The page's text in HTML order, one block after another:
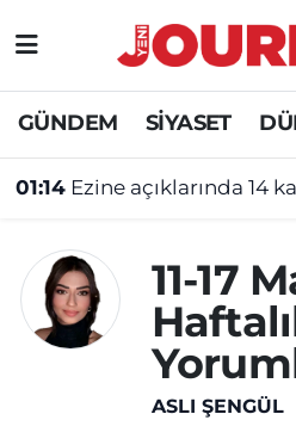
GÜNDEM SİYASET
01:14 Ezine açıklarında 14
11-17
ASLI ŞENGÜL
GÜNDEM
SİYASET
DÜNYA
EĞİTİM
ÖZEL HABER
Nöbetçi Eczaneler
Hava Durumu
Süper Lig Puan
Tüm Manşetler
Son Dakika Haberleri